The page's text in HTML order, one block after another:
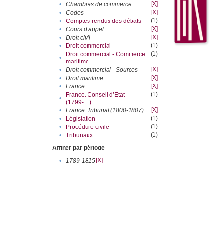
•
Chambres de commerce
[X]
•
Codes
[X]
•
Comptes-rendus des débats
(1)
•
Cours d’appel
[X]
•
Droit civil
[X]
•
Droit commercial
(1)
•
Droit commercial - Commerce
maritime
(1)
• Droit commercial - Sources
[X]
•
Droit maritime
[X]
•
France
[X]
•
France. Conseil d’Etat
(1799-....)
(1)
• France. Tribunat (1800-1807)
[X]
•
Législation
(1)
•
Procédure civile
(1)
•
Tribunaux
(1)
Affiner par période
•
1789-1815[X]